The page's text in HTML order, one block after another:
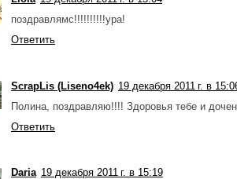
поздравлямс!!!!!!!!!!ура!
Ответить
ScrapLis (Liseno4ek) 19 декабря 2011 г. в
Полина, поздравляю!!!! Здоровья тебе и
Ответить
Daria 19 декабря 2011 г. в 15:19